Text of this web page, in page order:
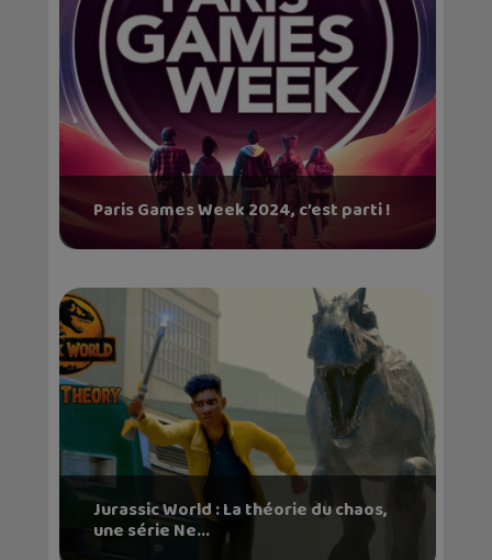
Paris Games Week 2024, c’est parti !
Jurassic World : La théorie du chaos,
une série Ne...